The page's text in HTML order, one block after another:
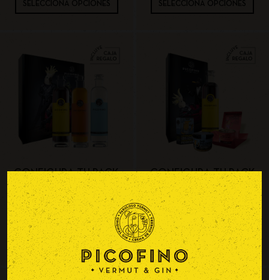
SELECCIONA OPCIONES SELECCIONA OPCIONES
CONFIGURA TU PACK
ELIGE 3 BEBIDAS
Desde 59,70 €
SELECCIONA OPCIONES
CONFIGURA TU PACK
ELIGE 1 BEBIDA Y 3
APERITIVOS
Desde
43,60€
SELECCIONA OPCIONES